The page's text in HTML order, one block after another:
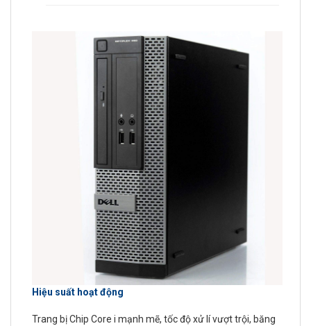
Hiệu suất hoạt động
Trang bị Chip Core i mạnh mẽ, tốc độ xử lí vượt trội, băng